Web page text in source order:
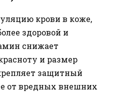
крови в коже,
здоровой и
снижает
и размер
защитный
от вредных внешних